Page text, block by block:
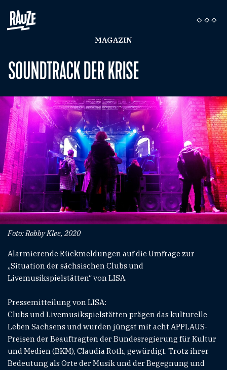
MAGAZIN
SOUNDTRACK DER KRISE
Foto: Robby Klee, 2020
Alarmierende Rückmeldungen auf die Umfrage zur
„Situation der sächsischen Clubs und
Livemusikspielstätten“ von LISA.
Pressemitteilung von LISA:
Clubs und Livemusikspielstätten prägen das kulturelle
Leben Sachsens und wurden jüngst mit acht APPLAUS-
Preisen der Beauftragten der Bundesregierung für Kultur
und Medien (BKM), Claudia Roth, gewürdigt. Trotz ihrer
Bedeutung als Orte der Musik und der Begegnung und